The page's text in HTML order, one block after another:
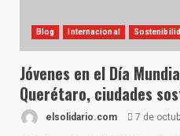
Blog Internacional
Jóvenes en el Día
Querétaro, ciudades
elsolidario.com 7 de